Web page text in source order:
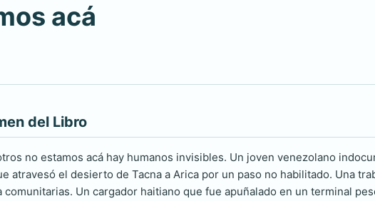
acá
del Libro
no estamos acá hay humanos invisibles. Un joven venezolano
atravesó el desierto de Tacna a Arica por un paso no habilitado. Una
comunitarias. Un cargador haitiano que fue apuñalado en un terminal